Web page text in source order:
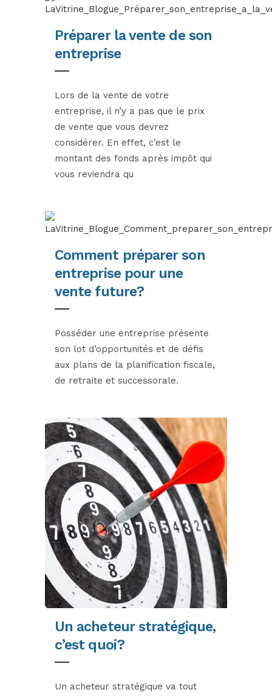
Préparer la vente de son
entreprise
Lors de la vente de votre
entreprise, il n’y a pas que le prix
de vente que vous devrez
considérer. En effet, c’est le
montant des fonds après impôt qui
vous reviendra qu
Comment préparer son
entreprise pour une
vente future?
Posséder une entreprise présente
son lot d’opportunités et de défis
aux plans de la planification fiscale,
de retraite et successorale.
Un acheteur stratégique,
c’est quoi?
Un acheteur stratégique va tout